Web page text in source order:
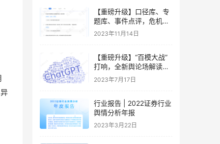
【重磅升级】口径库、专
题库、事件点评，危机洞
察的新方式来了
2023年11月14日
【重磅升级】“百模大战”
打响，全新舆论场解读AI
大模型热潮
2023年7月17日
行业报告 | 2022证券行业
舆情分析年报
2023年3月22日